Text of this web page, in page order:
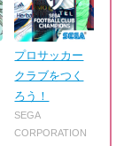
プロサッカー
クラブをつく
ろう！
SEGA
CORPORATION